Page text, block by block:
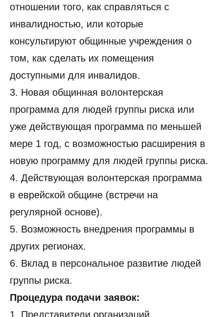
отношении того, как справляться с
инвалидностью, или которые
консультируют общинные учреждения о
том, как сделать их помещения
доступными для инвалидов.
3. Новая общинная волонтерская
программа для людей группы риска или
уже действующая программа по меньшей
мере 1 год, с возможностью расширения в
новую программу для людей группы риска.
4. Действующая волонтерская программа
в еврейской общине (встречи на
регулярной основе).
5. Возможность внедрения программы в
других регионах.
6. Вклад в персональное развитие людей
группы риска.
Процедура подачи заявок:
1. Представители организаций,